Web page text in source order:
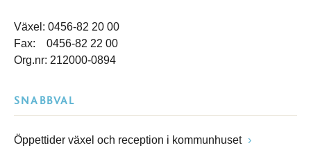
Växel: 0456-82 20 00
Fax: 0456-82 22 00
Org.nr: 212000-0894
SNABBVAL
Öppettider växel och reception i kommunhuset